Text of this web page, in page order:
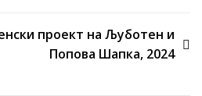
Попова
Шапка,
проект на Љуботен и
Попова Шапка, 2024